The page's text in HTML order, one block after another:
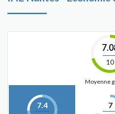
10
Moyenne
7.4 7